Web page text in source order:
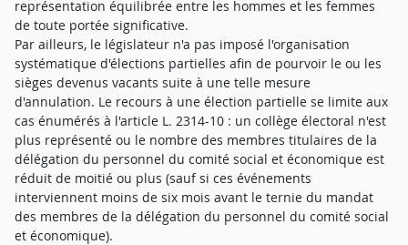
représentation équilibrée entre les hommes et les femmes
de toute portée significative.
Par ailleurs, le législateur n'a pas imposé l'organisation
systématique d'élections partielles afin de pourvoir le ou les
sièges devenus vacants suite à une telle mesure
d'annulation. Le recours à une élection partielle se limite aux
cas énumérés à l'article L. 2314-10 : un collège électoral n'est
plus représenté ou le nombre des membres titulaires de la
délégation du personnel du comité social et économique est
réduit de moitié ou plus (sauf si ces événements
interviennent moins de six mois avant le ternie du mandat
des membres de la délégation du personnel du comité social
et économique).